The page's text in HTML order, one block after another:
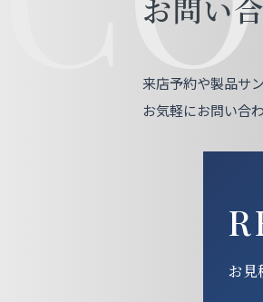
お問い
来店予約や製品サ
お気軽にお問い合
お見